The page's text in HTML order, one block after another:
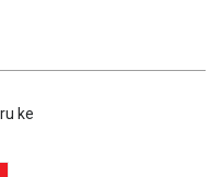
ke